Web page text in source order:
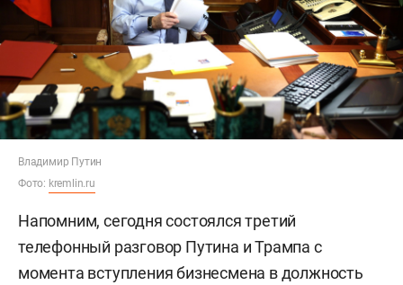
Владимир Путин
Фото: kremlin.ru
Напомним, сегодня состоялся третий
телефонный разговор Путина и Трампа с
момента вступления бизнесмена в должность